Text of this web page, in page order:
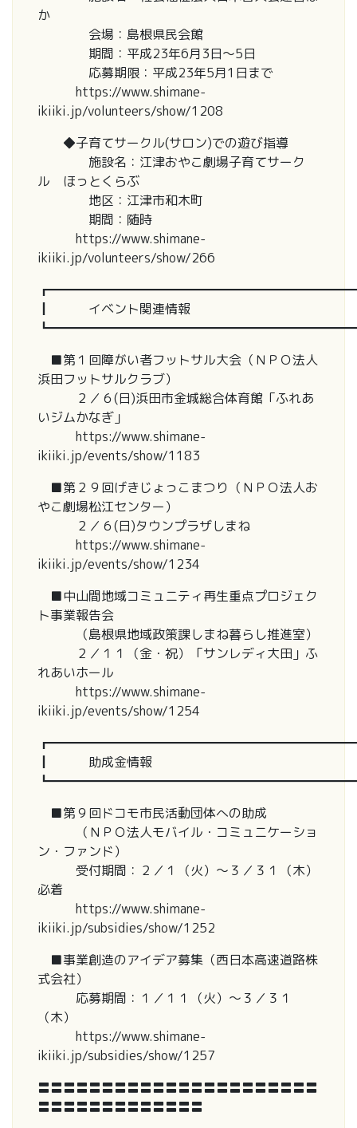
か
会場：島根県民会館
期間：平成23年6月3日～5日
応募期限：平成23年5月1日まで
https://www.shimane-
ikiiki.jp/volunteers/show/1208
◆子育てサークル(サロン)での遊び指導
施設名：江津おやこ劇場子育てサーク
ル ほっとくらぶ
地区：江津市和木町
期間：随時
https://www.shimane-
ikiiki.jp/volunteers/show/266
┃ イベント関連情報
■第１回障がい者フットサル大会（ＮＰＯ法人
浜田フットサルクラブ）
２／６(日)浜田市金城総合体育館「ふれあ
いジムかなぎ」
https://www.shimane-
ikiiki.jp/events/show/1183
■第２９回げきじょっこまつり（ＮＰＯ法人お
やこ劇場松江センター）
２／６(日)タウンプラザしまね
https://www.shimane-
ikiiki.jp/events/show/1234
■中山間地域コミュニティ再生重点プロジェク
ト事業報告会
（島根県地域政策課しまね暮らし推進室）
２／１１（金・祝）「サンレディ大田」ふ
れあいホール
https://www.shimane-
ikiiki.jp/events/show/1254
┃ 助成金情報
■第９回ドコモ市民活動団体への助成
（ＮＰＯ法人モバイル・コミュニケーショ
ン・ファンド）
受付期間：２／１（火）～３／３１（木）
必着
https://www.shimane-
ikiiki.jp/subsidies/show/1252
■事業創造のアイデア募集（西日本高速道路株
式会社）
応募期間：１／１１（火）～３／３１
（木）
https://www.shimane-
ikiiki.jp/subsidies/show/1257
〓〓〓〓〓〓〓〓〓〓〓〓〓〓〓〓〓〓〓〓〓〓
〓〓〓〓〓〓〓〓〓〓〓〓〓